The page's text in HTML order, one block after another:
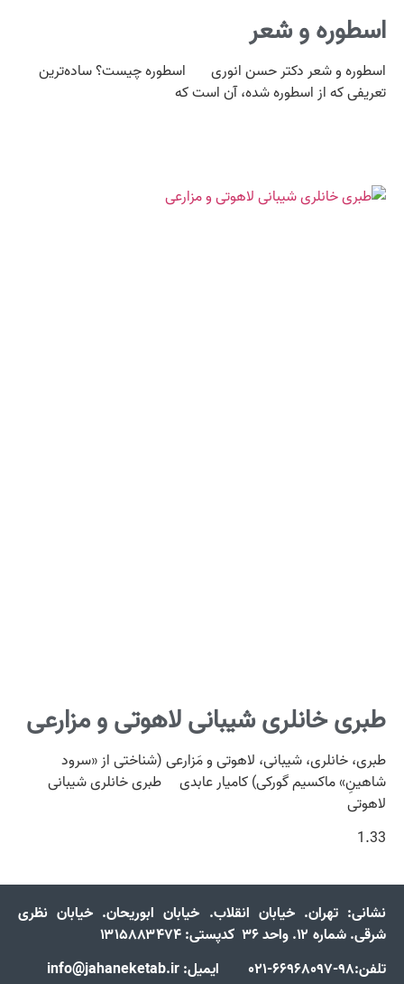
اسطوره و شعر
اسطوره و شعر دکتر حسن انوری اسطوره چیست؟ ساده‌ترین
تعریفی که از اسطوره شده، آن است که
طبری خانلری شیبانی لاهوتی و مزارعی
طبری، خانلری، شیبانی، لاهوتی و مَزارعی (شناختی از «سرود
شاهینِ» ماکسیم گورکی) کامیار عابدی طبری خانلری شیبانی
لاهوتی
نشانی: تهران. خیابان انقلاب. خیابان ابوریحان. خیابان نظری
شرقی. شماره ۱۲. واحد ۳۶ کدپستی: ۱۳۱۵۸۸۳۴۷۴
تلفن:98-66968097-021 ایمیل: info@jahaneketab.ir